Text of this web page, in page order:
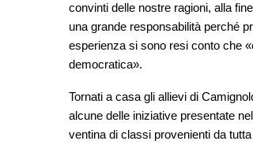
convinti delle nostre ragioni, alla
una grande responsabilità perché
esperienza si sono resi conto che
democratica».
Tornati a casa gli allievi di
alcune delle iniziative presentate
ventina di classi provenienti da